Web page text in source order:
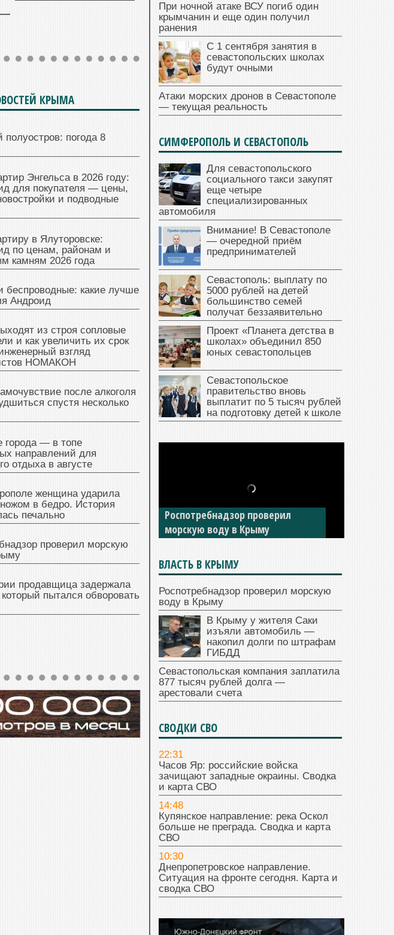
КРЫМА
полуостров: погода 8
Энгельса в 2026 году:
для покупателя — цены,
и подводные
в Ялуторовске:
по ценам, районам и
камням 2026 года
беспроводные: какие лучше
Андроид
из строя сопловые
и как увеличить их срок
взгляд
НОМАКОН
после алкоголя
спустя несколько
города — в топе
направлений для
отдыха в августе
женщина ударила
в бедро. История
печально
проверил морскую
продавщица задержала
пытался обворовать
При ночной атаке ВСУ погиб один
крымчанин и еще один получил
ранения
С 1 сентября занятия в
севастопольских школах
будут очными
Атаки морских дронов в Севастополе
— текущая реальность
СИМФЕРОПОЛЬ И СЕВАСТОПОЛЬ
Для севастопольского
социального такси закупят
еще четыре
специализированных
автомобиля
Внимание! В Севастополе
— очередной приём
предпринимателей
Севастополь: выплату по
5000 рублей на детей
большинство семей
получат беззаявительно
Проект «Планета детства в
школах» объединил 850
юных севастопольцев
Севастопольское
правительство вновь
выплатит по 5 тысяч рублей
на подготовку детей к школе
Роспотребнадзор проверил
морскую воду в Крыму
автомобиль — накопил долги по
штрафам ГИБДД
ВЛАСТЬ В КРЫМУ
Роспотребнадзор проверил морскую
воду в Крыму
В Крыму у жителя Саки
изъяли автомобиль —
накопил долги по штрафам
ГИБДД
Севастопольская компания заплатила
877 тысяч рублей долга —
арестовали счета
СВОДКИ СВО
22:31
Часов Яр: российские войска
зачищают западные окраины. Сводка
и карта СВО
14:48
Купянское направление: река Оскол
больше не преграда. Сводка и карта
СВО
10:30
Днепропетровское направление.
Ситуация на фронте сегодня. Карта и
сводка СВО